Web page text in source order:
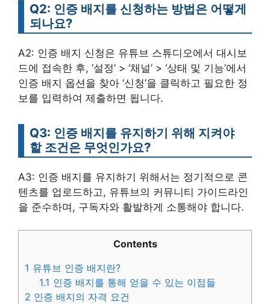
Q2: 인증 배지를 신청하는 방법은 어떻게
되나요?
A2: 인증 배지 신청은 유튜브 스튜디오에서 대시보
드에 접속한 후, ‘설정’ > ‘채널’ > ‘상태 및 기능’에서
인증 배지 옵션을 찾아 ‘신청’을 클릭하고 필요한 정
보를 입력하여 제출하면 됩니다.
Q3: 인증 배지를 유지하기 위해 지켜야
할 조건은 무엇인가요?
A3: 인증 배지를 유지하기 위해서는 정기적으로 콘
텐츠를 업로드하고, 유튜브의 커뮤니티 가이드라인
을 준수하며, 구독자와 활발하게 소통해야 합니다.
Contents
1 유튜브 인증 배지란?
1.1 인증 배지를 통해 얻을 수 있는 이점들
2 인증 배지의 자격 요건